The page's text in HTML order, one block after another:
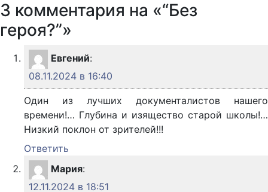
3 комментария на «“Без
героя?”»
Евгений:
08.11.2024 в 16:40
Один из лучших документалистов нашего
времени!… Глубина и изящество старой школы!…
Низкий поклон от зрителей!!!
Ответить
Мария:
12.11.2024 в 18:51